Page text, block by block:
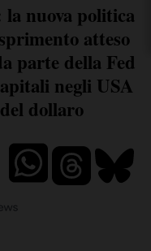
nuova politica
atteso
parte della Fed
negli USA
dollaro